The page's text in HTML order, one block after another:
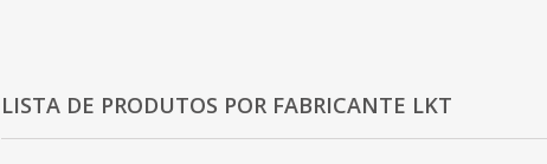
LISTA DE PRODUTOS POR FABRICANTE LKT